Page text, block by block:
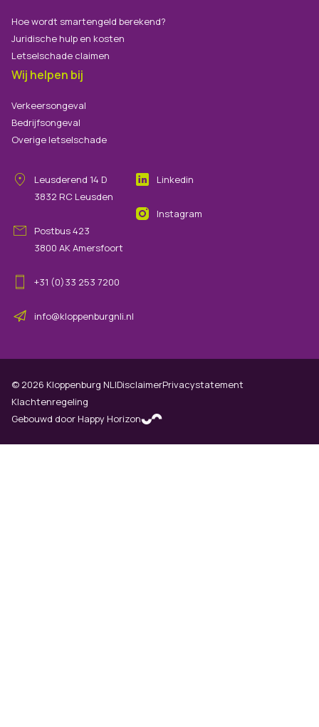
Hoe wordt smartengeld berekend?
Juridische hulp en kosten
Letselschade claimen
Wij helpen bij
Verkeersongeval
Bedrijfsongeval
Overige letselschade
Leusderend 14 D
3832 RC Leusden
Postbus 423
3800 AK Amersfoort
+31 (0)33 253 7200
info@kloppenburgnli.nl
Linkedin
Instagram
© 2026 Kloppenburg NLIDisclaimerPrivacystatement
Klachtenregeling
Gebouwd door Happy Horizon
(opens in new tab)